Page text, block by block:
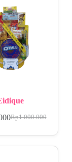
Rp1.000.000